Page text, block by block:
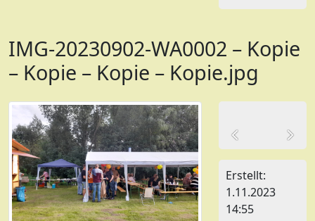
IMG-20230902-WA0002 – Kopie
– Kopie – Kopie – Kopie.jpg
Erstellt:
1.11.2023
14:55